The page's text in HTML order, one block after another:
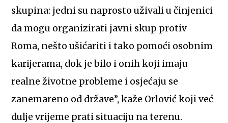
skupina: jedni su naprosto uživali u činjenici
da mogu organizirati javni skup protiv
Roma, nešto ušićariti i tako pomoći osobnim
karijerama, dok je bilo i onih koji imaju
realne životne probleme i osjećaju se
zanemareno od države”, kaže Orlović koji već
dulje vrijeme prati situaciju na terenu.